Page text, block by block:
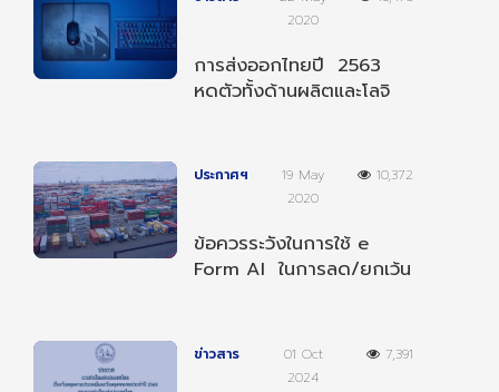
2020
การส่งออกไทยปี 2563
หดตัวทั้งด้านผลิตและโลจิ
ประกาศฯ
19 May
2020
10,372
ข้อควรระวังในการใช้ e
Form AI ในการลด/ยกเว้น
ข่าวสาร
01 Oct
2024
7,391